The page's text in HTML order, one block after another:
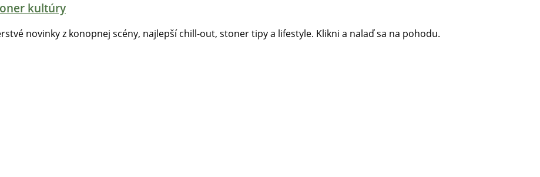
kultúry
novinky z konopnej scény, najlepší chill-out, stoner tipy a lifestyle. Klikni a nalaď sa na pohodu.